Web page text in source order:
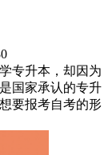
专升本，却因为
国家承认的专升
想要报考自考的形